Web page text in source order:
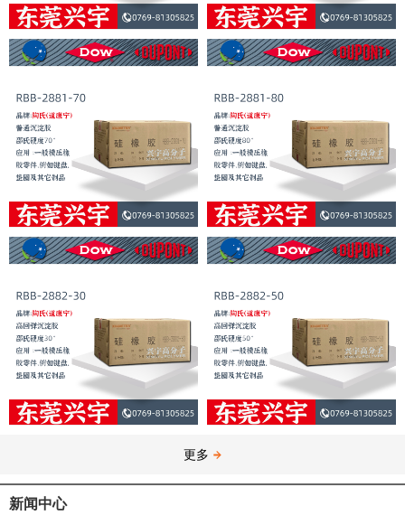
更多
新闻中心